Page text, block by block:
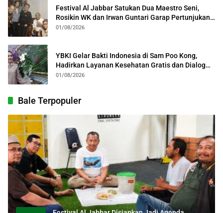
Festival Al Jabbar Satukan Dua Maestro Seni,
Rosikin WK dan Irwan Guntari Garap Pertunjukan
Kolosal
01/08/2026
YBKI Gelar Bakti Indonesia di Sam Poo Kong,
Hadirkan Layanan Kesehatan Gratis dan Dialog
Kebangsaan
01/08/2026
Bale Terpopuler